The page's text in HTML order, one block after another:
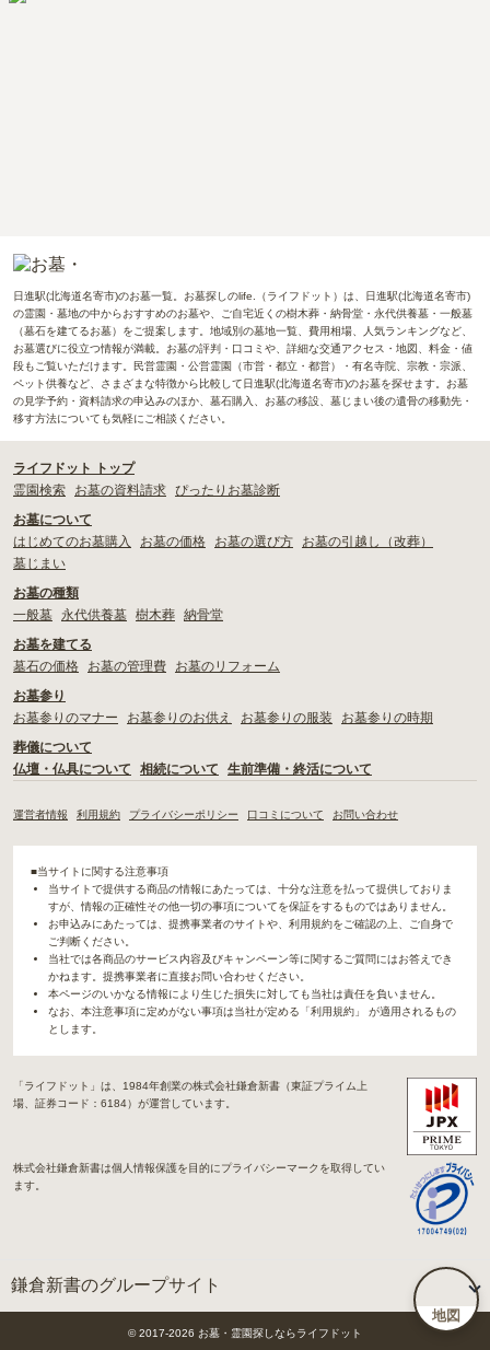
地図
日進駅(北海道名寄市)のお墓一覧。お墓探しのlife.（ライフドット）は、日進駅(北海道名寄市)
の霊園・墓地の中からおすすめのお墓や、ご自宅近くの樹木葬・納骨堂・永代供養墓・一般墓
（墓石を建てるお墓）をご提案します。地域別の墓地一覧、費用相場、人気ランキングなど、
お墓選びに役立つ情報が満載。お墓の評判・口コミや、詳細な交通アクセス・地図、料金・値
段もご覧いただけます。民営霊園・公営霊園（市営・都立・都営）・有名寺院、宗教・宗派、
ペット供養など、さまざまな特徴から比較して日進駅(北海道名寄市)のお墓を探せます。お墓
の見学予約・資料請求の申込みのほか、墓石購入、お墓の移設、墓じまい後の遺骨の移動先・
移す方法についても気軽にご相談ください。
ライフドット トップ
霊園検索
お墓の資料請求 ぴったりお墓診断
お墓について
はじめてのお墓購入
お墓の価格 お墓の選び方
お墓の引越し（改葬）
墓じまい
お墓の種類
一般墓
永代供養墓 樹木葬 納骨堂
お墓を建てる
墓石の価格
お墓の管理費
お墓のリフォーム
お墓参り
お墓参りのマナー
お墓参りのお供え お墓参りの服装
お墓参りの時期
葬儀について
仏壇・仏具について
相続について 生前準備・終活について
運営者情報 利用規約 プライバシーポリシー 口コミについて お問い合わせ
■当サイトに関する注意事項
当サイトで提供する商品の情報にあたっては、十分な注意を払って提供しておりま
すが、情報の正確性その他一切の事項についてを保証をするものではありません。
お申込みにあたっては、提携事業者のサイトや、利用規約をご確認の上、ご自身で
ご判断ください。
当社では各商品のサービス内容及びキャンペーン等に関するご質問にはお答えでき
かねます。提携事業者に直接お問い合わせください。
本ページのいかなる情報により生じた損失に対しても当社は責任を負いません。
なお、本注意事項に定めがない事項は当社が定める「利用規約」 が適用されるもの
とします。
「ライフドット」は、1984年創業の株式会社鎌倉新書（東証プライム上
場、証券コード：6184）が運営しています。
株式会社鎌倉新書は個人情報保護を目的にプライバシーマークを取得してい
ます。
鎌倉新書のグループサイト
「Life.（ライフドット）」関連サイト
© 2017-2026 お墓・霊園探しならライフドット